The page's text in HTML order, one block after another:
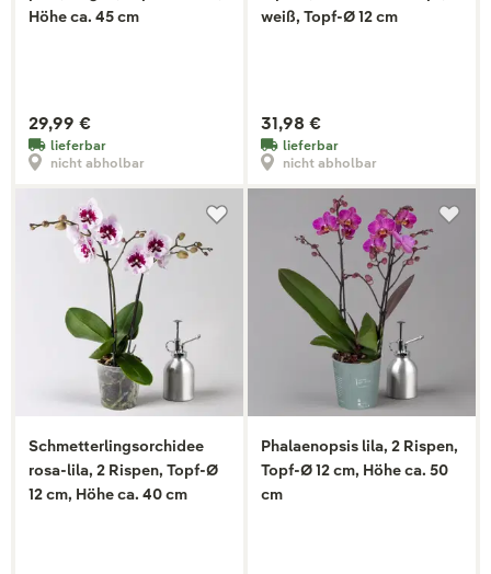
Höhe ca. 45 cm
29,99 €
lieferbar
nicht abholbar
weiß, Topf-Ø 12 cm
31,98 €
lieferbar
nicht abholbar
Schmetterlingsorchidee
rosa-lila, 2 Rispen, Topf-Ø
12 cm, Höhe ca. 40 cm
Phalaenopsis lila, 2 Rispen,
Topf-Ø 12 cm, Höhe ca. 50
cm